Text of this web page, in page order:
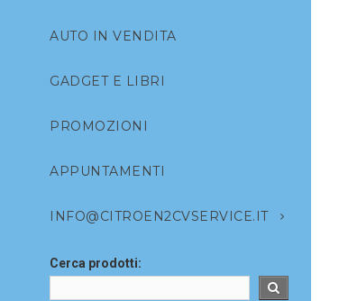
AUTO IN VENDITA
GADGET E LIBRI
PROMOZIONI
APPUNTAMENTI
INFO@CITROEN2CVSERVICE.IT
Cerca prodotti: